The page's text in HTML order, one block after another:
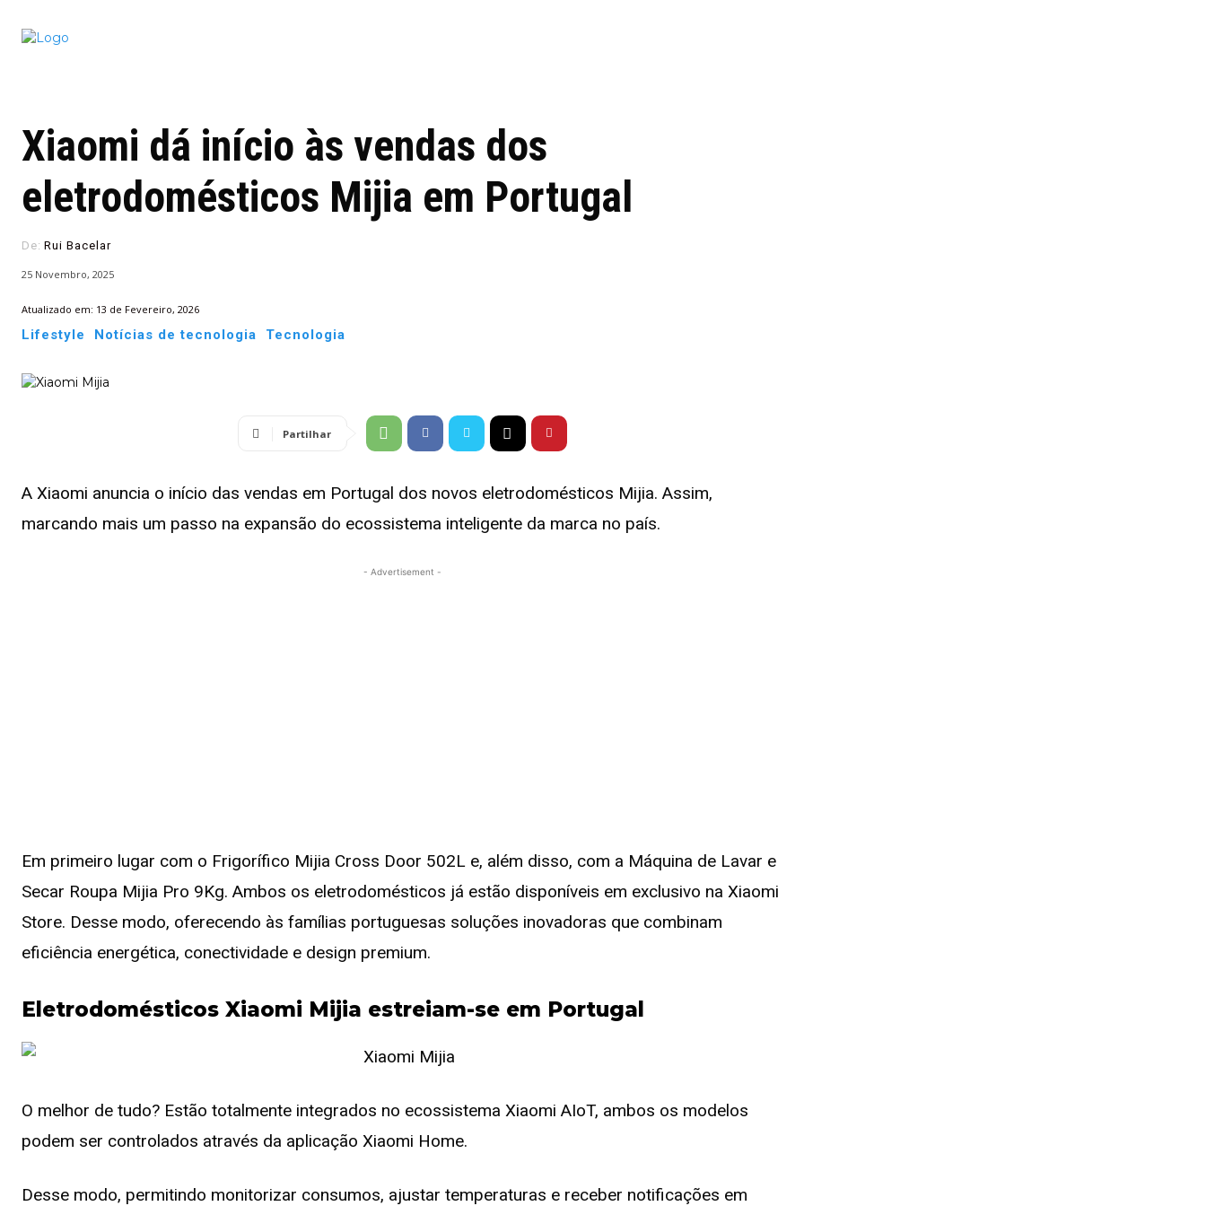
Xiaomi dá início às vendas dos
eletrodomésticos Mijia em Portugal
De: Rui Bacelar
25 Novembro, 2025
Atualizado em: 13 de Fevereiro, 2026
Lifestyle Notícias de tecnologia Tecnologia
Partilhar
A Xiaomi anuncia o início das vendas em Portugal dos novos eletrodomésticos Mijia. Assim,
marcando mais um passo na expansão do ecossistema inteligente da marca no país.
- Advertisement -
Em primeiro lugar com o Frigorífico Mijia Cross Door 502L e, além disso, com a Máquina de Lavar e
Secar Roupa Mijia Pro 9Kg. Ambos os eletrodomésticos já estão disponíveis em exclusivo na Xiaomi
Store. Desse modo, oferecendo às famílias portuguesas soluções inovadoras que combinam
eficiência energética, conectividade e design premium.
Eletrodomésticos Xiaomi Mijia estreiam-se em Portugal
O melhor de tudo? Estão totalmente integrados no ecossistema Xiaomi AIoT, ambos os modelos
podem ser controlados através da aplicação Xiaomi Home.
Desse modo, permitindo monitorizar consumos, ajustar temperaturas e receber notificações em